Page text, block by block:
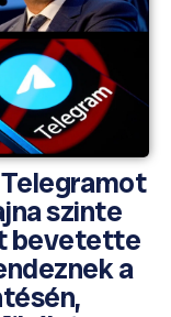
szinte
bevetette
a